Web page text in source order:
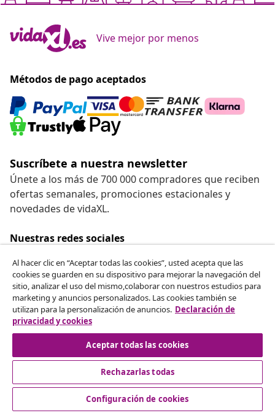
Vive mejor por menos
Métodos de pago aceptados
Suscríbete a nuestra newsletter
Únete a los más de 700 000 compradores que reciben
ofertas semanales, promociones estacionales y
novedades de vidaXL.
Nuestras redes sociales
Desistir del contrato
Solicita la cancelación de tu pedido.
Desistir del contrato
Servicio al Cliente
Al hacer clic en “Aceptar todas las cookies”, usted acepta que las
cookies se guarden en su dispositivo para mejorar la navegación del
sitio, analizar el uso del mismo,colaborar con nuestros estudios para
marketing y anuncios personalizados. Las cookies también se
utilizan para la personalización de anuncios. Declaración de
privacidad y cookies
Aceptar todas las cookies
Rechazarlas todas
Configuración de cookies